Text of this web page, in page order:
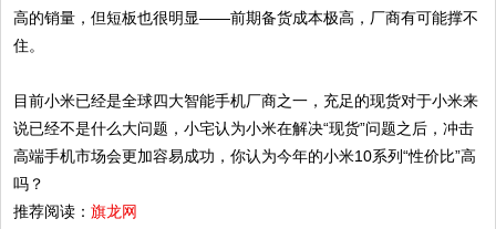
高的销量，但短板也很明显——前期备货成本极高，厂商有可能撑不
住。
目前小米已经是全球四大智能手机厂商之一，充足的现货对于小米来
说已经不是什么大问题，小宅认为小米在解决“现货”问题之后，冲击
高端手机市场会更加容易成功，你认为今年的小米10系列“性价比”高
吗？
推荐阅读：旗龙网